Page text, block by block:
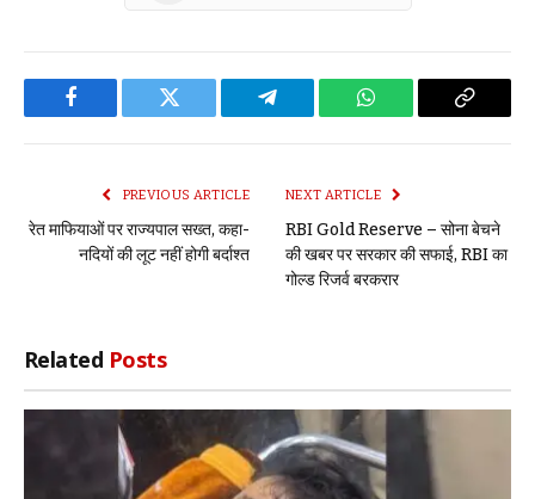
Facebook Twitter Telegram WhatsApp Copy
PREVIOUS ARTICLE
रेत माफियाओं पर राज्यपाल सख्त, कहा-
नदियों की लूट नहीं होगी बर्दाश्त
NEXT ARTICLE
RBI Gold Reserve – सोना बेचने
की खबर पर सरकार की सफाई, RBI का
गोल्ड रिजर्व बरकरार
Related Posts